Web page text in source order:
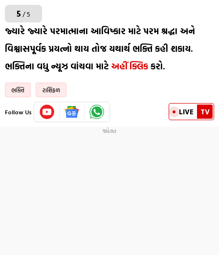
5/ 5
જ્યારે જ્યારે પરમાત્માના આવિષ્કાર માટે પરમ શ્રદ્ધા અને
વિશ્વાસપૂર્વક પ્રયત્નો થાય તોજ યથાર્થ ભક્તિ કહી શકાય.
ભક્તિના વધુ ન્યૂઝ વાંચવા માટે અહીં ક્લિકકરો.
ભક્તિ રાશિફળ
Follow Us LIVE TV